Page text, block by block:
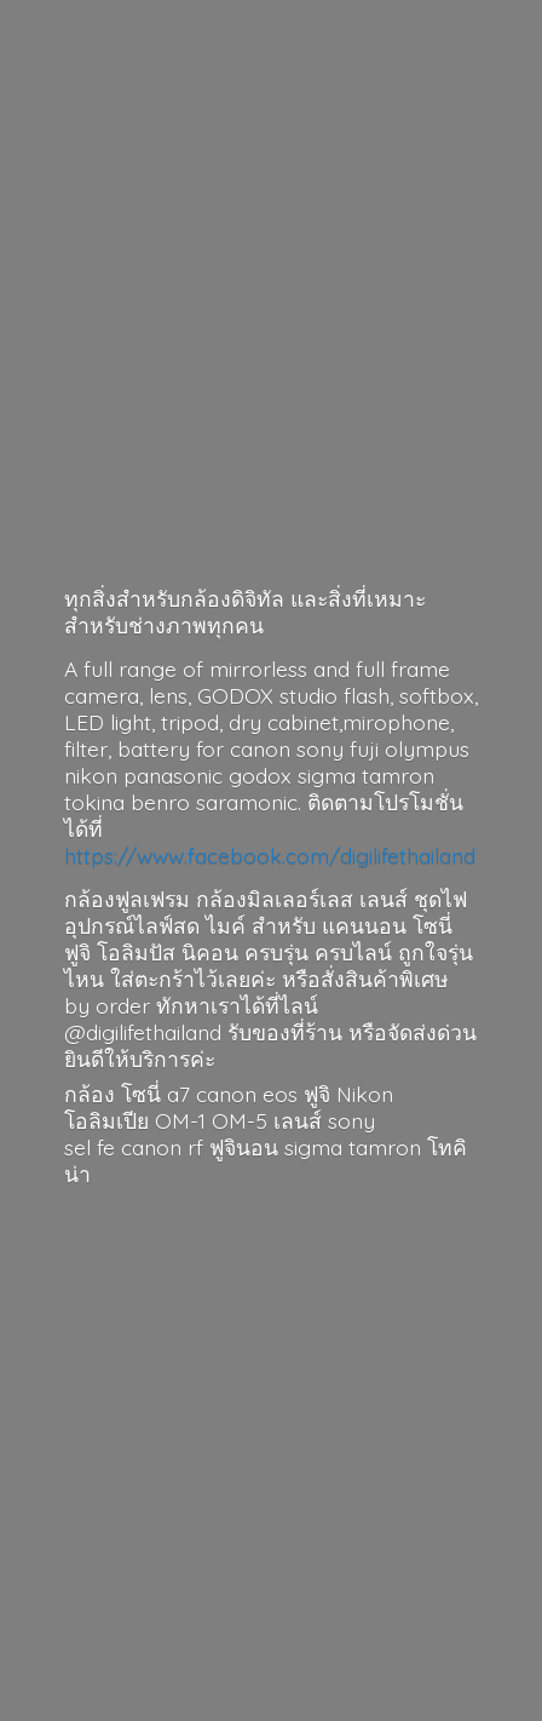
ทุกสิ่งสำหรับกล้องดิจิทัล และสิ่งที่เหมาะ
สำหรับช่างภาพทุกคน
A full range of mirrorless and full frame
camera, lens, GODOX studio flash, softbox,
LED light, tripod, dry cabinet,mirophone,
filter, battery for canon sony fuji olympus
nikon panasonic godox sigma tamron
tokina benro saramonic. ติดตามโปรโมชั่น
ได้ที่
https://www.facebook.com/digilifethailand
กล้องฟูลเฟรม กล้องมิลเลอร์เลส เลนส์ ชุดไฟ
อุปกรณ์ไลฟ์สด ไมค์ สำหรับ แคนนอน โซนี่
ฟูจิ โอลิมปัส นิคอน ครบรุ่น ครบไลน์ ถูกใจรุ่น
ไหน ใส่ตะกร้าไว้เลยค่ะ หรือสั่งสินค้าพิเศษ
by order ทักหาเราได้ที่ไลน์
@digilifethailand รับของที่ร้าน หรือจัดส่งด่วน
ยินดีให้บริการค่ะ
กล้อง โซนี่ a7 canon eos ฟูจิ Nikon
โอลิมเปีย OM-1 OM-5 เลนส์ sony
sel fe canon rf ฟูจินอน sigma tamron โทคิ
น่า